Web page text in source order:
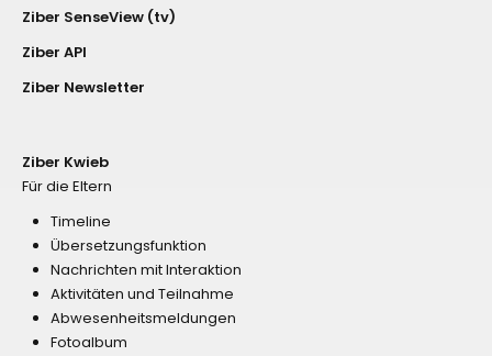
Ziber SenseView (tv)
Ziber API
Ziber Newsletter
Ziber Kwieb
Für die Eltern
Timeline
Übersetzungsfunktion
Nachrichten mit Interaktion
Aktivitäten und Teilnahme
Abwesenheitsmeldungen
Fotoalbum